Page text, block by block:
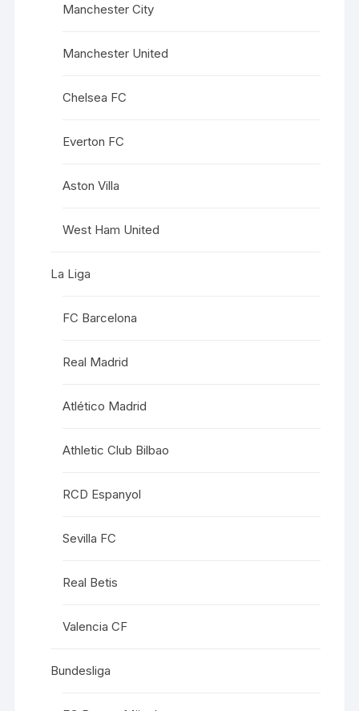
Manchester City
Manchester United
Chelsea FC
Everton FC
Aston Villa
West Ham United
La Liga
FC Barcelona
Real Madrid
Atlético Madrid
Athletic Club Bilbao
RCD Espanyol
Sevilla FC
Real Betis
Valencia CF
Bundesliga